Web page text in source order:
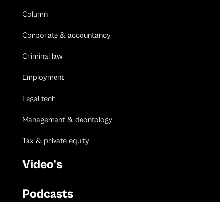
Column
Corporate & accountancy
Criminal law
Employment
Legal tech
Management & deontology
Tax & private equity
Video’s
Podcasts